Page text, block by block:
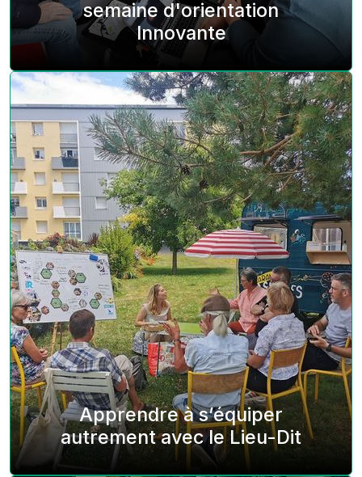
semaine d'orientation
Innovante
Apprendre à s’équiper
autrement avec le Lieu-Dit